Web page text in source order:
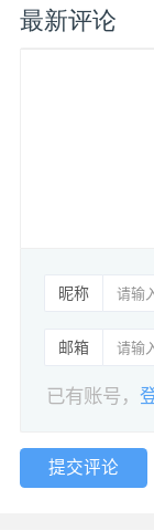
最新评论
昵称
邮箱
已有账号，
提交评论